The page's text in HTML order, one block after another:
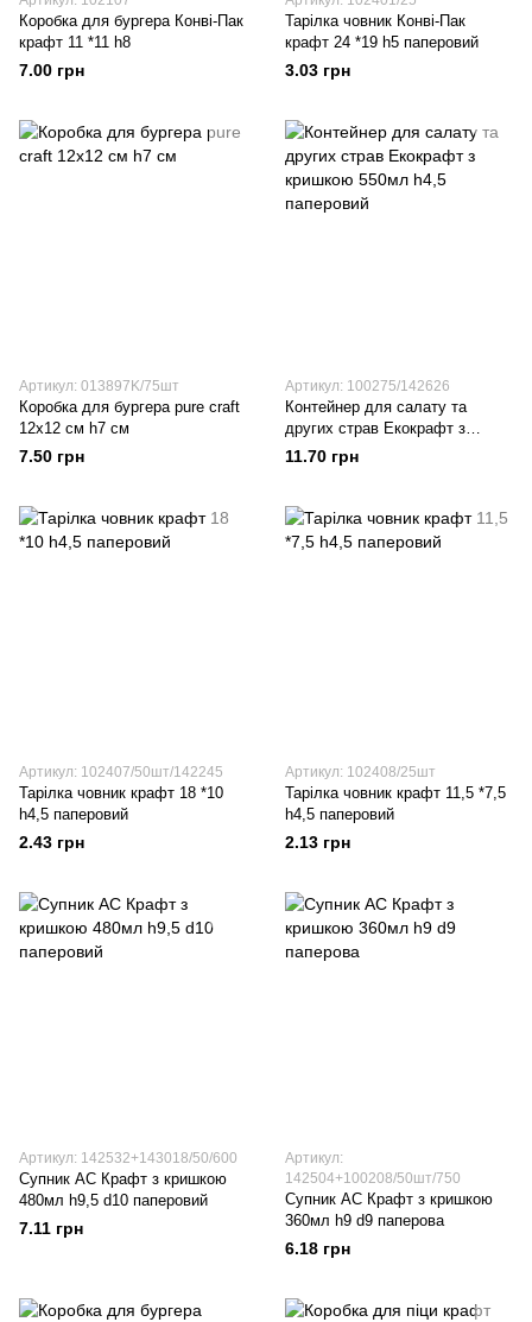
Коробка для бургера Конві-Пак
крафт 11 *11 h8
7.00 грн
Тарілка човник Конві-Пак
крафт 24 *19 h5 паперовий
3.03 грн
Артикул: 013897K/75шт
Коробка для бургера pure craft
12х12 см h7 см
7.50 грн
Артикул: 100275/142626
Контейнер для салату та
других страв Екокрафт з
кришкою 550мл h4,5 паперовий
11.70 грн
Артикул: 102407/50шт/142245
Тарілка човник крафт 18 *10
h4,5 паперовий
2.43 грн
Артикул: 102408/25шт
Тарілка човник крафт 11,5 *7,5
h4,5 паперовий
2.13 грн
Артикул: 142532+143018/50/600
Супник АС Крафт з кришкою
480мл h9,5 d10 паперовий
7.11 грн
Артикул:
142504+100208/50шт/750
Супник АС Крафт з кришкою
360мл h9 d9 паперова
6.18 грн